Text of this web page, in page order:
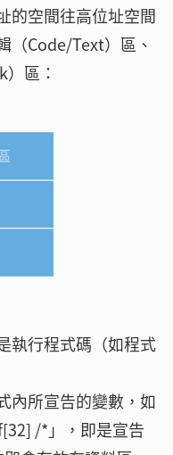
的空間往高位址空間
（Code/Text）區、
區：
執行程式碼（如程式
內所宣告的變數，如
/*」，即是宣告